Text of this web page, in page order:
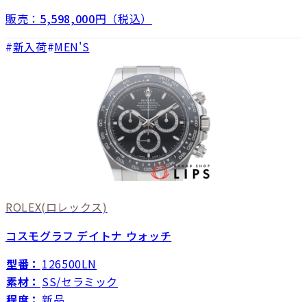
販売： 5,598,000円（税込）
新入荷 MEN'S
ROLEX(ロレックス)
コスモグラフ デイトナ ウォッチ
型番： 126500LN
素材： SS/セラミック